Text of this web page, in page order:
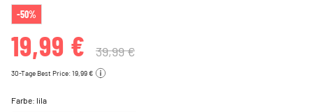
-50%
19,99 € 39,99 €
30-Tage Best Price: 19,99 €
Farbe: lila